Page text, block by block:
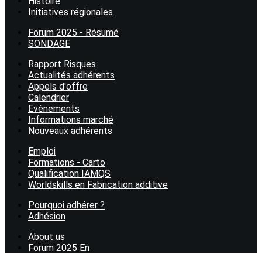
Initiatives régionales
Forum 2025 - Résumé
SONDAGE
Rapport Risques
Actualités adhérents
Appels d'offre
Calendrier
Evènements
Informations marché
Nouveaux adhérents
Emploi
Formations - Carto
Qualification IAMQS
Worldskills en Fabrication additive
Pourquoi adhérer ?
Adhésion
About us
Forum 2025 En